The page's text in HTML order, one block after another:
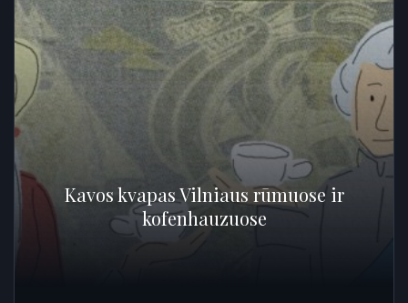
Kavos kvapas Vilniaus rūmuose ir
kofenhauzuose